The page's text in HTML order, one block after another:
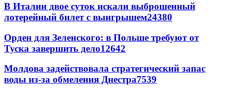
В Италии двое суток искали выброшенный
лотерейный билет с выигрышем24380
Орден для Зеленского: в Польше требуют от
Туска завершить дело12642
Молдова задействовала стратегический запас
воды из-за обмеления Днестра7539